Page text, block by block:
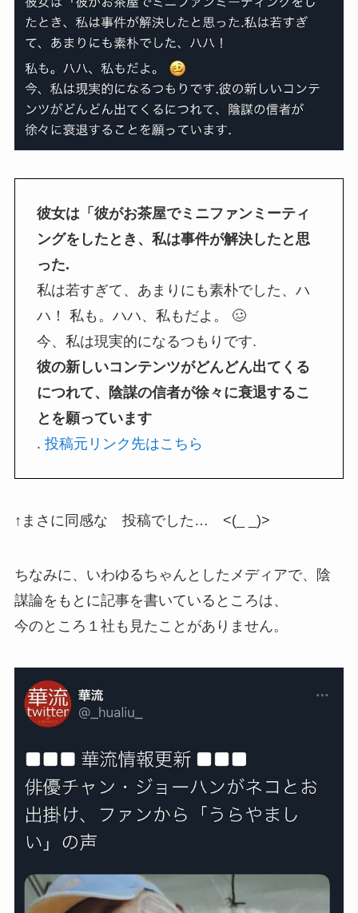
彼女は「彼がお茶屋でミニファンミーティ
ングをしたとき、私は事件が解決したと思
った.
私は若すぎて、あまりにも素朴でした、ハ
ハ！ 私も。ハハ、私もだよ。 🥴
今、私は現実的になるつもりです.
彼の新しいコンテンツがどんどん出てくる
につれて、陰謀の信者が徐々に衰退するこ
とを願っています
. 投稿元リンク先はこちら
↑まさに同感な 投稿でした… <(_ _)>
ちなみに、いわゆるちゃんとしたメディアで、陰
謀論をもとに記事を書いているところは、
今のところ１社も見たことがありません。